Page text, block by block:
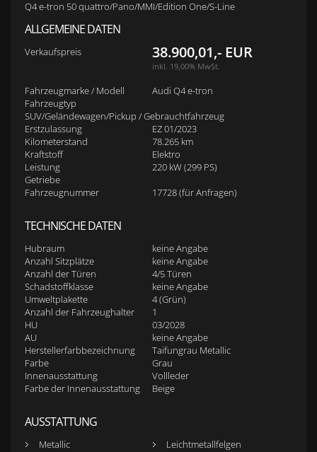
Q4 e-tron 50 quattro/Pano/MMI/Edition One/S-Line
ALLGEMEINE DATEN
Verkaufspreis 38.900,01,- EUR
inkl. 19,00% MwSt.
Fahrzeugmarke / Modell
Audi Q4 e-tron
Fahrzeugtyp
SUV/Geländewagen/Pickup / Gebrauchtfahrzeug
Erstzulassung
EZ 01/2023
Kilometerstand
78.265 km
Kraftstoff
Elektro
Leistung
220 kW (299 PS)
Getriebe
Fahrzeugnummer
17728 (für Anfragen)
TECHNISCHE DATEN
Hubraum
keine Angabe
Anzahl Sitzplätze
keine Angabe
Anzahl der Türen
4/5 Türen
Schadstoffklasse
keine Angabe
Umweltplakette
4 (Grün)
Anzahl der Fahrzeughalter
1
HU
03/2028
AU
keine Angabe
Herstellerfarbbezeichnung
Taifungrau Metallic
Farbe
Grau
Innenausstattung
Vollleder
Farbe der Innenausstattung
Beige
AUSSTATTUNG
Metallic
Leichtmetallfelgen